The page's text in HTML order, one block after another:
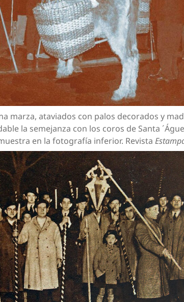
marza, ataviados con palos decorados y
la semejanza con los coros de Santa
en la fotografía inferior. Revista